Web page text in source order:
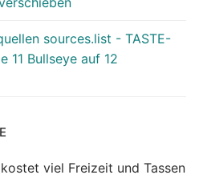
sources.list - TASTE-
11 Bullseye auf 12
viel Freizeit und Tassen